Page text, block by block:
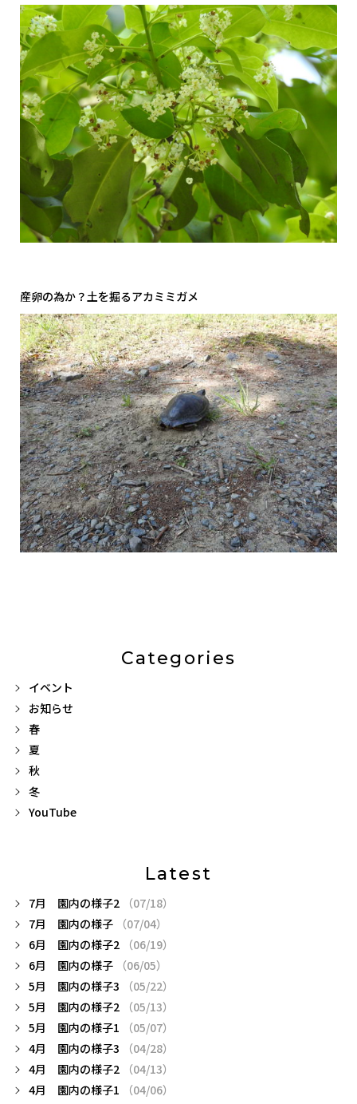
産卵の為か？土を掘るアカミミガメ
Categories
イベント
お知らせ
春
夏
秋
冬
YouTube
Latest
7月 園内の様子2
（07/18）
7月 園内の様子
（07/04）
6月 園内の様子2
（06/19）
6月 園内の様子
（06/05）
5月 園内の様子3
（05/22）
5月 園内の様子2
（05/13）
5月 園内の様子1
（05/07）
4月 園内の様子3
（04/28）
4月 園内の様子2
（04/13）
4月 園内の様子1
（04/06）